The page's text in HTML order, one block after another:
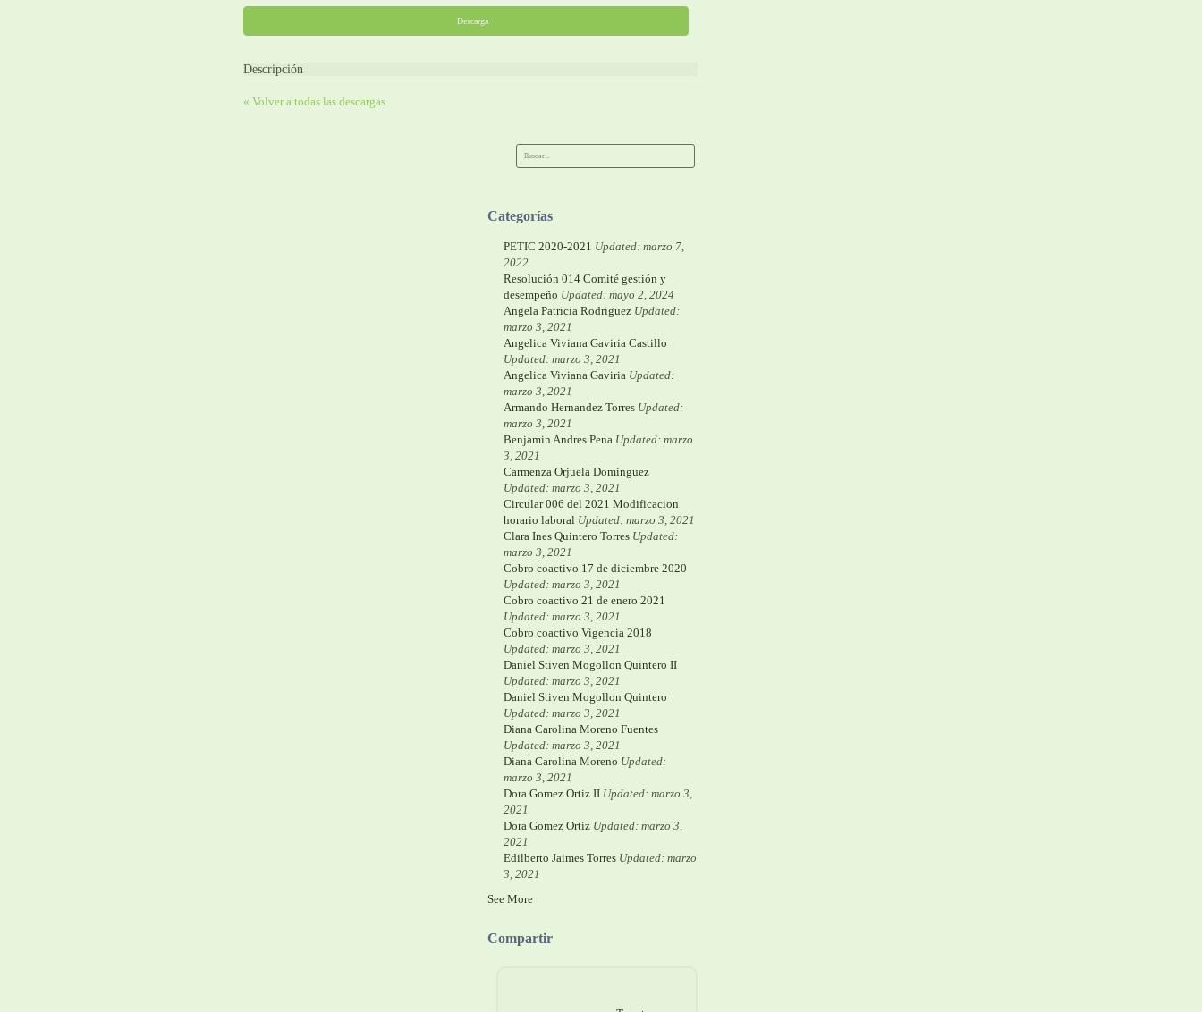
Descarga
Descripción
« Volver a todas las descargas
Categorías
PETIC 2020-2021 Updated: marzo 7,
2022
Resolución 014 Comité gestión y
desempeño Updated: mayo 2, 2024
Angela Patricia Rodriguez Updated:
marzo 3, 2021
Angelica Viviana Gaviria Castillo
Updated: marzo 3, 2021
Angelica Viviana Gaviria Updated:
marzo 3, 2021
Armando Hernandez Torres Updated:
marzo 3, 2021
Benjamin Andres Pena Updated: marzo
3, 2021
Carmenza Orjuela Dominguez
Updated: marzo 3, 2021
Circular 006 del 2021 Modificacion
horario laboral Updated: marzo 3, 2021
Clara Ines Quintero Torres Updated:
marzo 3, 2021
Cobro coactivo 17 de diciembre 2020
Updated: marzo 3, 2021
Cobro coactivo 21 de enero 2021
Updated: marzo 3, 2021
Cobro coactivo Vigencia 2018
Updated: marzo 3, 2021
Daniel Stiven Mogollon Quintero II
Updated: marzo 3, 2021
Daniel Stiven Mogollon Quintero
Updated: marzo 3, 2021
Diana Carolina Moreno Fuentes
Updated: marzo 3, 2021
Diana Carolina Moreno Updated:
marzo 3, 2021
Dora Gomez Ortiz II Updated: marzo 3,
2021
Dora Gomez Ortiz Updated: marzo 3,
2021
Edilberto Jaimes Torres Updated: marzo
3, 2021
See More
Compartir